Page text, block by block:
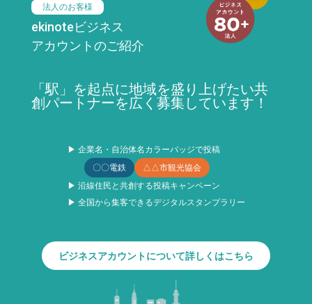
法人のお客様
ekinoteビジネス
アカウントのご紹介
「駅」を起点に地域を盛り上げたい共
創パートナーを広く募集しています！
▶ 企業名・自治体名カラーバッジで投稿
〇〇電鉄
△△市観光協会
▶ 沿線住民と共創する投稿キャンペーン
▶ 全国から集客できるデジタルスタンプラリー
ビジネスアカウントについて詳しくはこちら